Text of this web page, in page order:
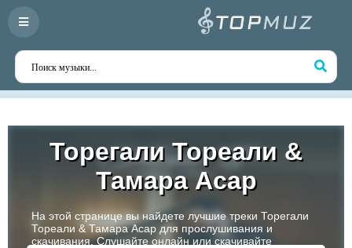
Торегали Тореали &
Тамара Асар
На этой странице вы найдете лучшие треки Торегали
Тореали & Тамара Асар для прослушивания и
скачивания. Слушайте онлайн или скачивайте